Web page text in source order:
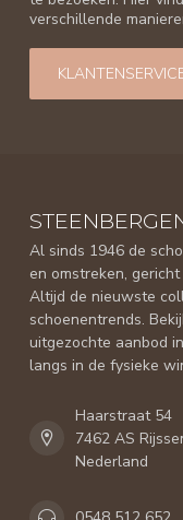
verschillende
Al sinds 1946 de
en omstreken,
Altijd de nieuwste
schoenentrends.
uitgezochte aanbod
langs in de fysieke
Haarstraat 54
7462 AS
Nederland